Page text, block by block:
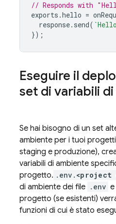
// Responds with
exports .hello =
response. send( `Hello
});
Eseguire il
set di variabili
Se hai bisogno di un set
ambiente per i tuoi
staging e produzione),
variabili di ambiente
progetto. .env. <project
di ambiente dei file .env e
progetto (se esistenti)
funzioni di cui è stato